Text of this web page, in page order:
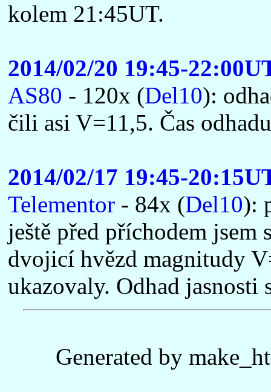
kolem 21:45UT.
2014/02/20 19:45-
AS80 - 120x (Del10):
čili asi V=11,5. Čas
2014/02/17 19:45-
Telementor - 84x (Del10):
ještě před příchodem
dvojicí hvězd magnitudy
ukazovaly. Odhad
Generated by